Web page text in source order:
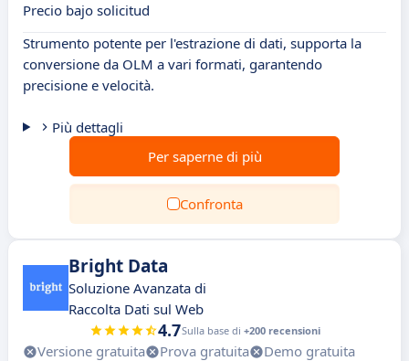
Precio bajo solicitud
Strumento potente per l'estrazione di dati, supporta la
conversione da OLM a vari formati, garantendo
precisione e velocità.
Più dettagli
Per saperne di più
Confronta
Bright Data
Soluzione Avanzata di
Raccolta Dati sul Web
4.7Sulla base di +200 recensioni
Versione gratuita Prova gratuita
Demo gratuita